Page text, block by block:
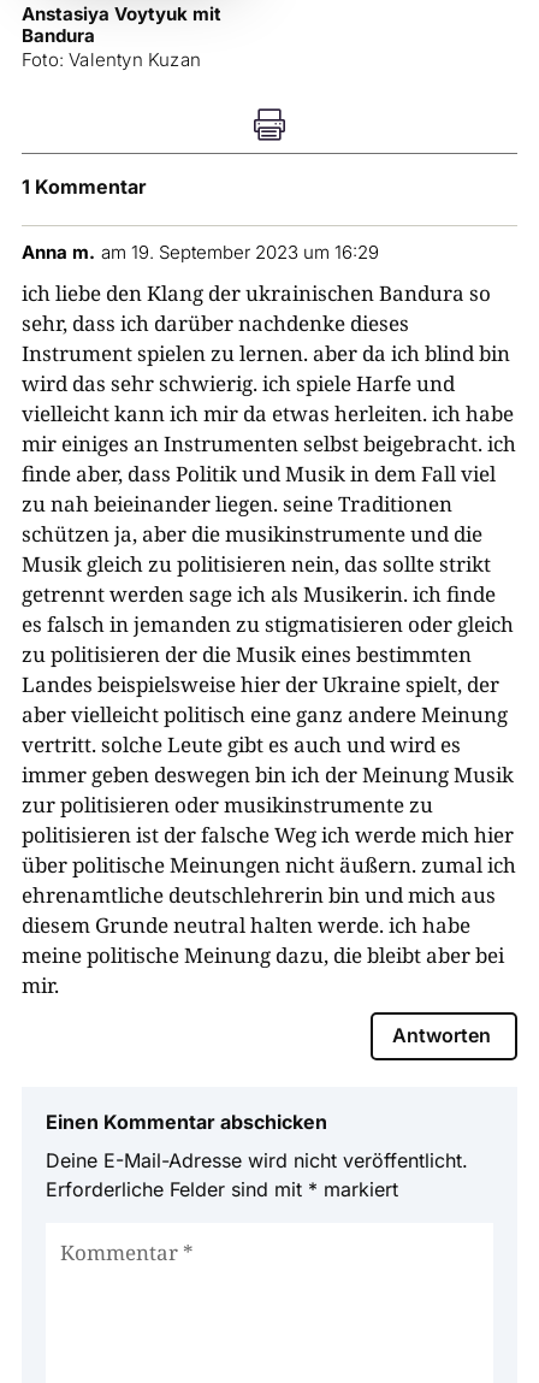
Anstasiya Voytyuk mit
Bandura
Foto: Valentyn Kuzan

1 Kommentar
Anna m. am 19. September 2023 um 16:29
ich liebe den Klang der ukrainischen Bandura so
sehr, dass ich darüber nachdenke dieses
Instrument spielen zu lernen. aber da ich blind bin
wird das sehr schwierig. ich spiele Harfe und
vielleicht kann ich mir da etwas herleiten. ich habe
mir einiges an Instrumenten selbst beigebracht. ich
finde aber, dass Politik und Musik in dem Fall viel
zu nah beieinander liegen. seine Traditionen
schützen ja, aber die musikinstrumente und die
Musik gleich zu politisieren nein, das sollte strikt
getrennt werden sage ich als Musikerin. ich finde
es falsch in jemanden zu stigmatisieren oder gleich
zu politisieren der die Musik eines bestimmten
Landes beispielsweise hier der Ukraine spielt, der
aber vielleicht politisch eine ganz andere Meinung
vertritt. solche Leute gibt es auch und wird es
immer geben deswegen bin ich der Meinung Musik
zur politisieren oder musikinstrumente zu
politisieren ist der falsche Weg ich werde mich hier
über politische Meinungen nicht äußern. zumal ich
ehrenamtliche deutschlehrerin bin und mich aus
diesem Grunde neutral halten werde. ich habe
meine politische Meinung dazu, die bleibt aber bei
mir.
Antworten
Einen Kommentar abschicken
Deine E-Mail-Adresse wird nicht veröffentlicht.
Erforderliche Felder sind mit * markiert